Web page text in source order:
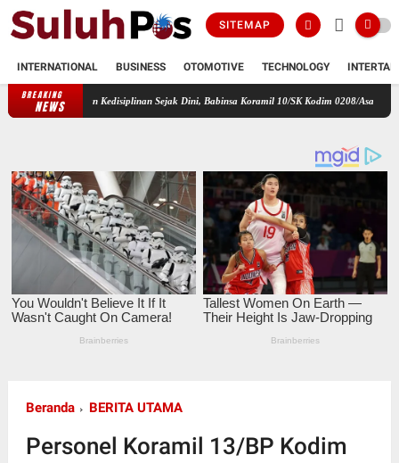
SITEMAP
INTERNATIONAL BUSINESS OTOMOTIVE TECHNOLOGY
BREAKING
NEWS
dan Kedisiplinan Sejak Dini, Babinsa Koramil 10/SK Kodim 0208/Asahan Beri
Beranda BERITA UTAMA
Personel Koramil 13/BP Kodim